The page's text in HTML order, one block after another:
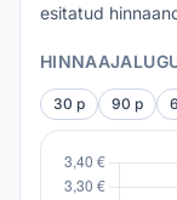
esitatud
30 p 90 p